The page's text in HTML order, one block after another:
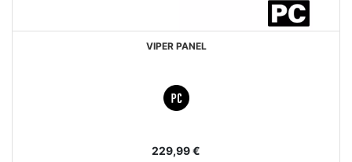
VIPER PANEL
229,99 €